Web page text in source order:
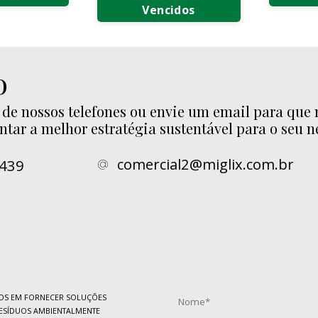
de Aço
Vencidos
nossos telefones ou envie um email para que
a melhor estratégia sustentável para o seu
comercial2@miglix.com.br
EM FORNECER SOLUÇÕES
AMBIENTALMENTE